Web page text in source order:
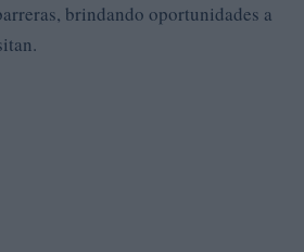
brindando oportunidades a